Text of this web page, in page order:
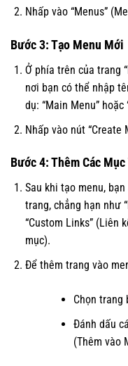
Nhấp vào “Menus”
Bước 3: Tạo Menu Mới
Ở phía trên của trang
nơi bạn có thể nhập
dụ: “Main Menu” hoặc
Nhấp vào nút “Create
Bước 4: Thêm Các
Sau khi tạo menu,
trang, chẳng hạn như
“Custom Links” (Liên
mục).
Để thêm trang vào
Chọn trang
Đánh dấu
(Thêm vào